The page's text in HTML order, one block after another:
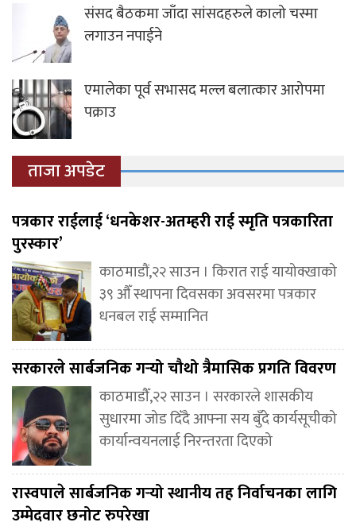
संसद बैठकमा जाँदा सांसदहरुले कालो चस्मा
लगाउन नपाईने
एमालेका पूर्व सभासद मल्ल बलात्कार आरोपमा
पक्राउ
ताजा अपडेट
पत्रकार राईलाई ‘धनकेशर-अतम्हरी राई स्मृति पत्रकारिता
पुरस्कार’
काठमाडौं,२२ साउन । किरात राई यायोक्खाको
३९ औँ स्थापना दिवसका अवसरमा पत्रकार
धनबल राई सम्मानित
सरकारले सार्बजनिक गर्‍यो चौथो त्रैमासिक प्रगति विवरण
काठमाडौँ,२२ साउन । सरकारले शासकीय
सुधारमा जोड दिँदै आफ्ना सय बुँदे कार्यसूचीको
कार्यान्वयनलाई निरन्तरता दिएको
रास्वपाले सार्बजनिक गर्‍यो स्थानीय तह निर्वाचनका लागि
उम्मेदवार छनोट रुपरेखा